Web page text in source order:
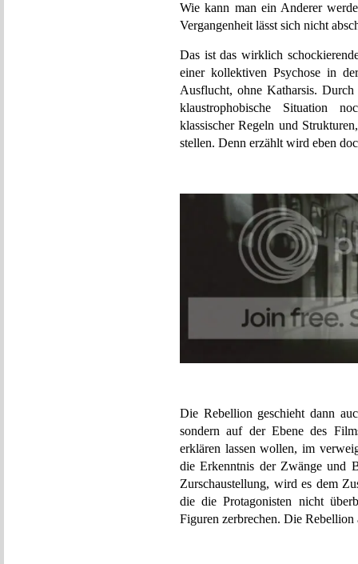
Wie kann man ein Anderer
Vergangenheit lässt sich nicht
Das ist das wirklich
einer kollektiven Psychose in
Ausflucht, ohne Katharsis.
klaustrophobische Situation
klassischer Regeln und
stellen. Denn erzählt wird eben
Die Rebellion geschieht dann
sondern auf der Ebene des
erklären lassen wollen, im
die Erkenntnis der Zwänge und
Zurschaustellung, wird es dem
die die Protagonisten nicht
Figuren zerbrechen. Die